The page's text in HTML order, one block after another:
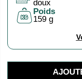
B
I
doux
Poids
159 g